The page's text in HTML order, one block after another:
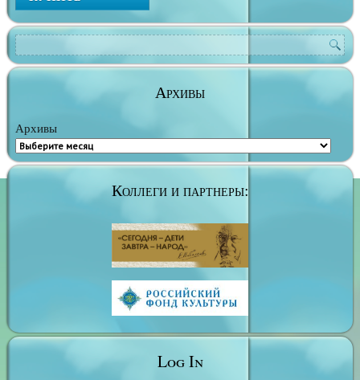
Архивы
Архивы
Коллеги и партнеры:
Log In